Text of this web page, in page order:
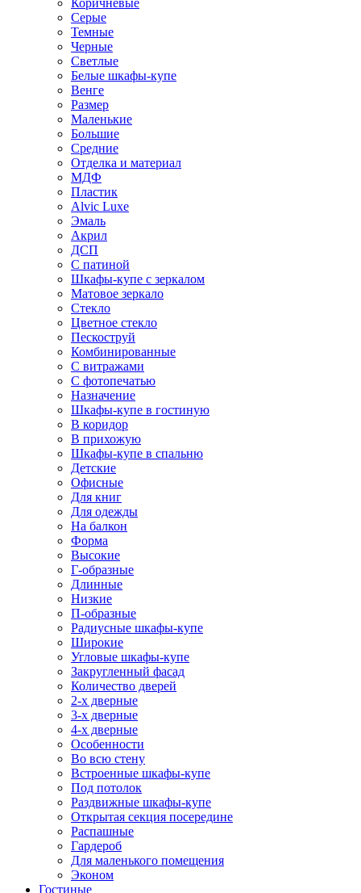
Коричневые
Серые
Темные
Черные
Светлые
Белые шкафы-купе
Венге
Размер
Маленькие
Большие
Средние
Отделка и материал
МДФ
Пластик
Alvic Luxe
Эмаль
Акрил
ДСП
С патиной
Шкафы-купе с зеркалом
Матовое зеркало
Стекло
Цветное стекло
Пескоструй
Комбинированные
С витражами
С фотопечатью
Назначение
Шкафы-купе в гостиную
В коридор
В прихожую
Шкафы-купе в спальню
Детские
Офисные
Для книг
Для одежды
На балкон
Форма
Высокие
Г-образные
Длинные
Низкие
П-образные
Радиусные шкафы-купе
Широкие
Угловые шкафы-купе
Закругленный фасад
Количество дверей
2-х дверные
3-х дверные
4-х дверные
Особенности
Во всю стену
Встроенные шкафы-купе
Под потолок
Раздвижные шкафы-купе
Открытая секция посередине
Распашные
Гардероб
Для маленького помещения
Эконом
Гостиные